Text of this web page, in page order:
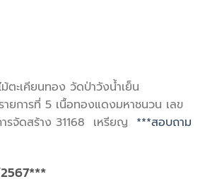
ตะเคียนทอง วัดป่าวังน้ำเย็น
ายการที่ 5 เนื้อทองแดงมหาชนวน เลข
รจัดสร้าง 31168 เหรียญ ***สอบถาม